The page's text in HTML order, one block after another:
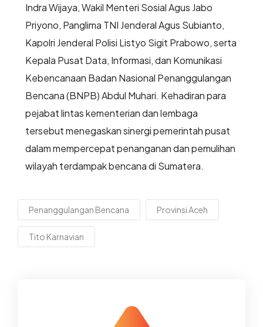
Indra Wijaya, Wakil Menteri Sosial Agus Jabo
Priyono, Panglima TNI Jenderal Agus Subianto,
Kapolri Jenderal Polisi Listyo Sigit Prabowo, serta
Kepala Pusat Data, Informasi, dan Komunikasi
Kebencanaan Badan Nasional Penanggulangan
Bencana (BNPB) Abdul Muhari. Kehadiran para
pejabat lintas kementerian dan lembaga
tersebut menegaskan sinergi pemerintah pusat
dalam mempercepat penanganan dan pemulihan
wilayah terdampak bencana di Sumatera.
Penanggulangan Bencana Provinsi Aceh
Tito Karnavian